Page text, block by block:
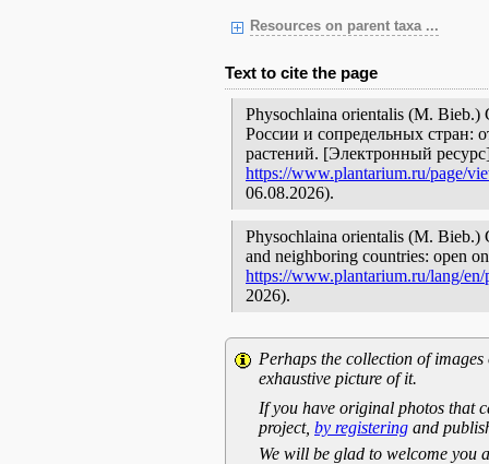
Resources on parent taxa ...
Text to cite the page
Physochlaina orientalis (M.
России и сопредельных стран:
растений. [Электронный
https://www.plantarium.ru/page/
06.08.2026).
Physochlaina orientalis (M. Bieb.)
and neighboring countries: open
https://www.plantarium.ru/lang/
2026).
Perhaps the collection of
exhaustive picture of it.
If you have original photos that
project, by registering and
We will be glad to welcome